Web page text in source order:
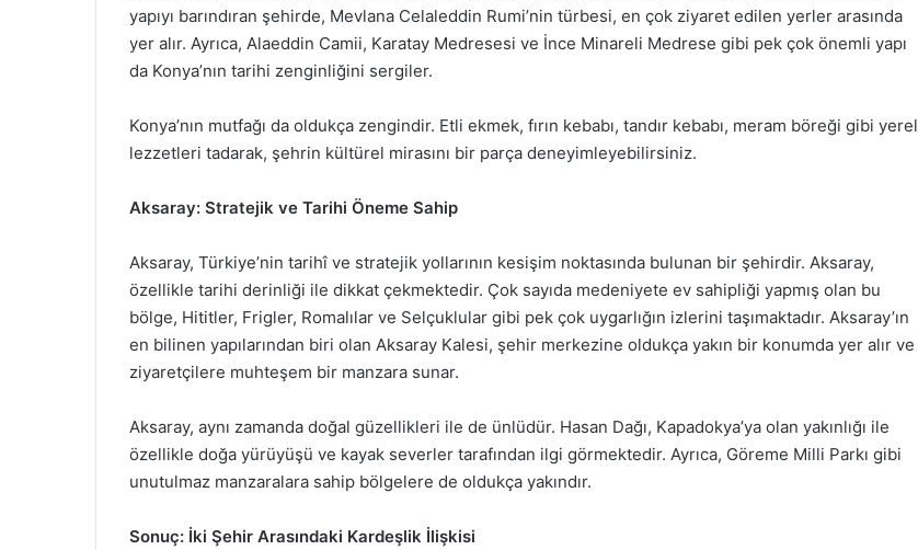
yapıyı barındıran şehirde, Mevlana Celaleddin Rumi’nin türbesi, en çok ziyaret edilen yerler arasında
yer alır. Ayrıca, Alaeddin Camii, Karatay Medresesi ve İnce Minareli Medrese gibi pek çok önemli yapı
da Konya’nın tarihi zenginliğini sergiler.
Konya’nın mutfağı da oldukça zengindir. Etli ekmek, fırın kebabı, tandır kebabı, meram böreği gibi yerel
lezzetleri tadarak, şehrin kültürel mirasını bir parça deneyimleyebilirsiniz.
Aksaray: Stratejik ve Tarihi Öneme Sahip
Aksaray, Türkiye’nin tarihî ve stratejik yollarının kesişim noktasında bulunan bir şehirdir. Aksaray,
özellikle tarihi derinliği ile dikkat çekmektedir. Çok sayıda medeniyete ev sahipliği yapmış olan bu
bölge, Hititler, Frigler, Romalılar ve Selçuklular gibi pek çok uygarlığın izlerini taşımaktadır. Aksaray’ın
en bilinen yapılarından biri olan Aksaray Kalesi, şehir merkezine oldukça yakın bir konumda yer alır ve
ziyaretçilere muhteşem bir manzara sunar.
Aksaray, aynı zamanda doğal güzellikleri ile de ünlüdür. Hasan Dağı, Kapadokya’ya olan yakınlığı ile
özellikle doğa yürüyüşü ve kayak severler tarafından ilgi görmektedir. Ayrıca, Göreme Milli Parkı gibi
unutulmaz manzaralara sahip bölgelere de oldukça yakındır.
Sonuç: İki Şehir Arasındaki Kardeşlik İlişkisi